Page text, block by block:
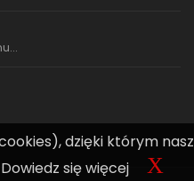
dzięki którym nasz
Dowiedz się więcej X